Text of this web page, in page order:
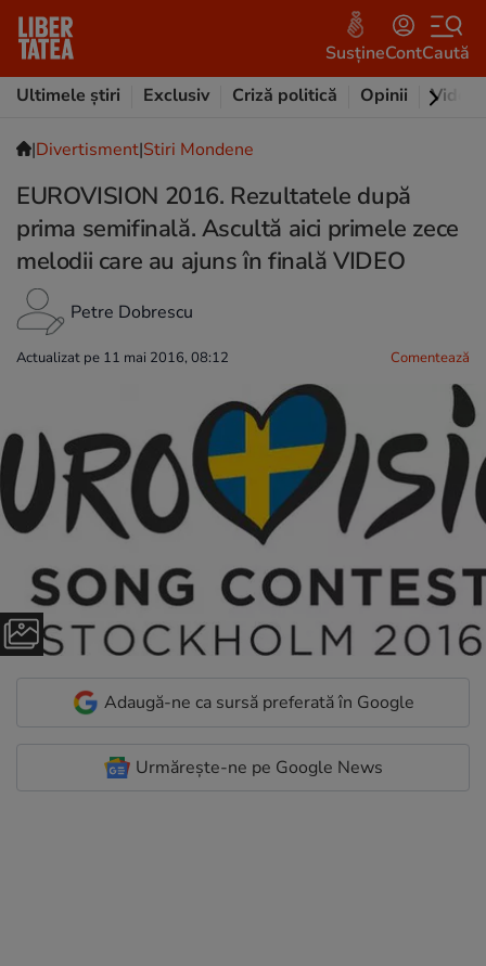
SusțineContCaută
Ultimele știri
Exclusiv Criză politică Opinii Video
|Divertisment|Stiri Mondene
EUROVISION 2016. Rezultatele după
prima semifinală. Ascultă aici primele zece
melodii care au ajuns în finală VIDEO
Petre Dobrescu
Actualizat pe 11 mai 2016, 08:12 Comentează
Adaugă-ne ca sursă preferată în Google
Urmărește-ne pe Google News